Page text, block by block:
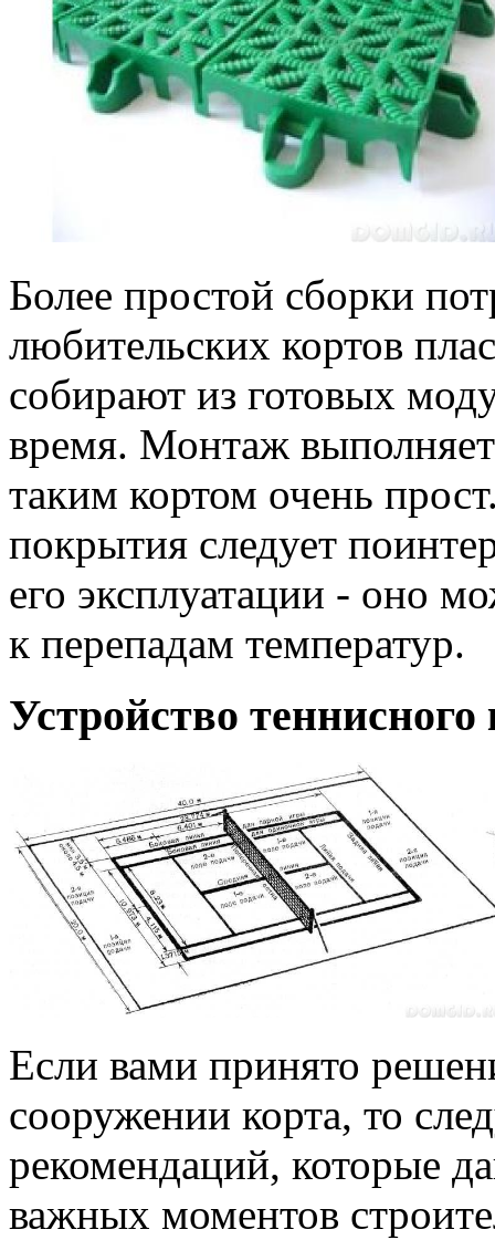
Более простой сборки
любительских кортов
собирают из готовых
время. Монтаж
таким кортом очень
покрытия следует
его эксплуатации - оно
к перепадам температур.
Устройство
Если вами принято
сооружении корта, то
рекомендаций, которые
важных моментов